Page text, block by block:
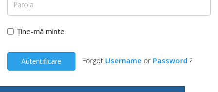
Ține-mă minte
Autentificare Forgot Username or Password ?